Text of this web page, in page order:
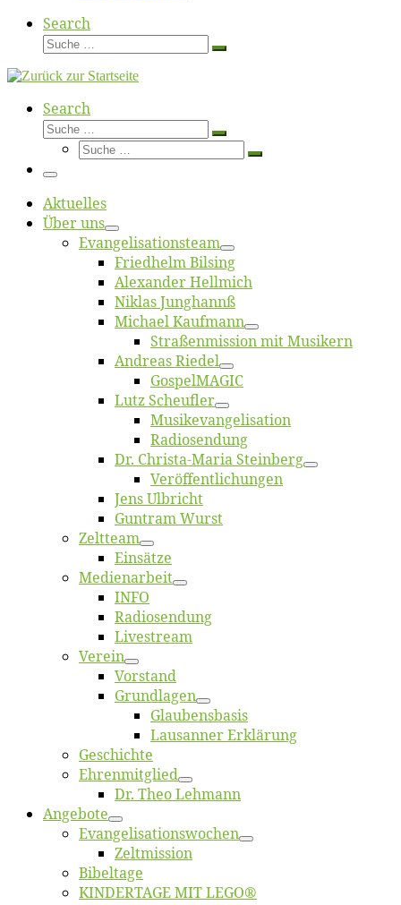
Search
Suche
Suche
Search
Suche
Suche
Suche
Suche
Menü
Ak­tu­el­les
Über uns
Evangelisa­tions­team
Fried­helm Bilsing
Alex­an­der Hellmich
Ni­klas Junghannß
Mi­cha­el Kaufmann
Straßenmis­sion mit Musikern
An­dre­as Riedel
Gos­pel­MA­GIC
Lutz Scheuf­ler
Musikevan­ge­li­sa­tion
Ra­dio­sen­dung
Dr. Chris­­ta-Ma­ria Steinberg
Ver­öf­fent­li­chun­gen
Jens Ulb­richt
Gun­tram Wurst
Zelt­team
Ein­sät­ze
Me­di­en­ar­beit
INFO
Ra­dio­sen­dung
Live­stream
Ver­ein
Vor­stand
Grund­la­gen
Glaubens­ba­sis
Lausan­ner Erklärung
Ge­schich­te
Eh­ren­mit­glied
Dr. Theo Lehmann
An­ge­bo­te
Evangelisa­tions­wo­chen
Zelt­mis­si­on
Bi­bel­ta­ge
KINDERTAGE MIT LEGO®